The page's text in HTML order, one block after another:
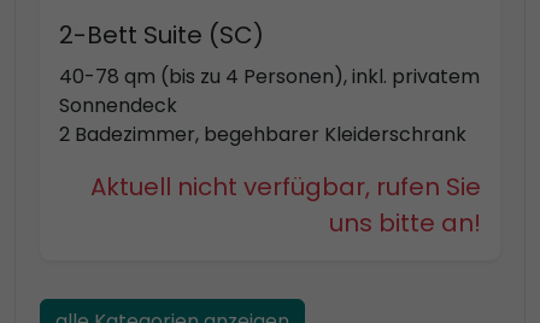
2-Bett Suite (SC)
40-78 qm (bis zu 4 Personen), inkl. privatem
Sonnendeck
2 Badezimmer, begehbarer Kleiderschrank
Aktuell nicht verfügbar, rufen Sie
uns bitte an!